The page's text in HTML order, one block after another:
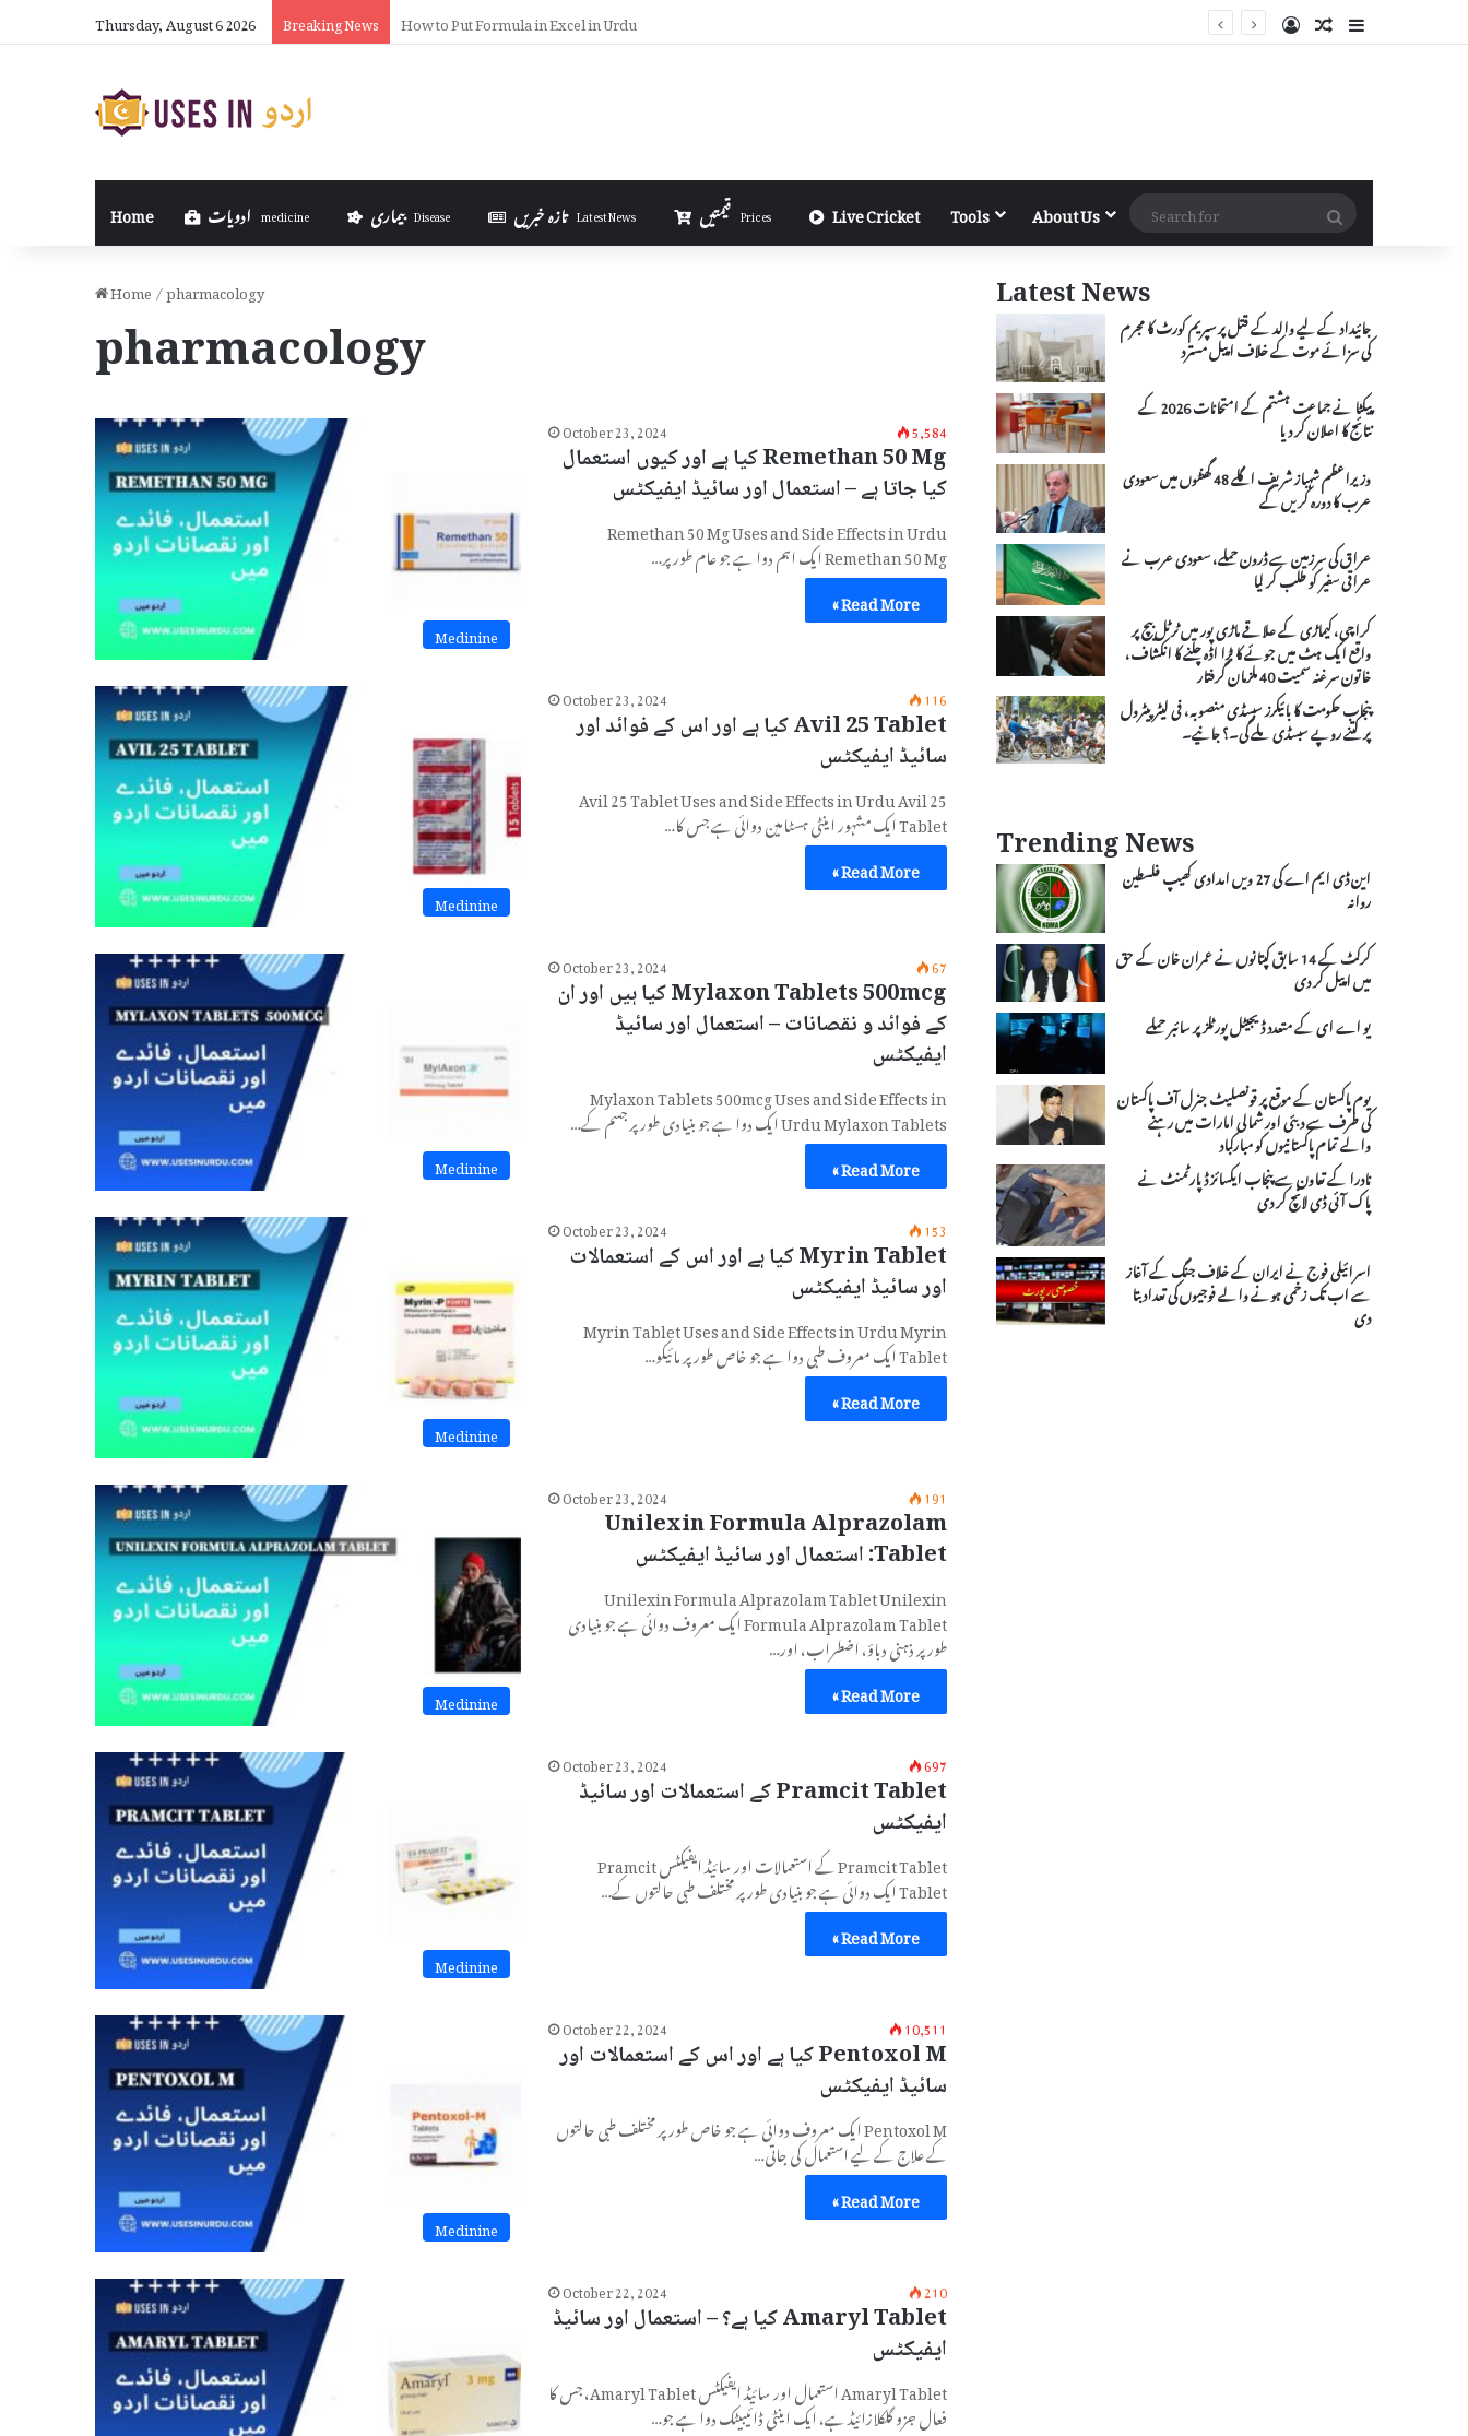
Thursday, August 6 2026 Breaking News How to Activate iPhone Using 3uTools in Urdu Log InRandom Article
Sidebar
Home medicine بیماری Disease تازہ خبریں Latest News Prices Live Cricket Tools About Us
Search
for
Home/pharmacology
pharmacology
Medinine
October 23, 2024 5,584
Remethan 50 Mg کیا ہے اور کیوں استعمال
کیا جاتا ہے – استعمال اور سائیڈ ایفیکٹس
Remethan 50 Mg Uses and Side Effects in Urdu
Remethan 50 Mg ایک اہم دوا ہے جو عام طور پر…
Read More »
Medinine
October 23, 2024 116
Avil 25 Tablet کیا ہے اور اس کے فوائد اور
سائیڈ ایفیکٹس
Avil 25 Tablet Uses and Side Effects in Urdu Avil 25
Tablet ایک مشہور اینٹی ہسٹامین دوائی ہے جس کا…
Read More »
Medinine
October 23, 2024 67
Mylaxon Tablets 500mcg کیا ہیں اور ان
کے فوائد و نقصانات – استعمال اور سائیڈ
ایفیکٹس
Mylaxon Tablets 500mcg Uses and Side Effects in
Urdu Mylaxon Tablets ایک دوا ہے جو بنیادی طور پر جسم کے…
Read More »
Medinine
October 23, 2024 153
Myrin Tablet کیا ہے اور اس کے استعمالات
اور سائیڈ ایفیکٹس
Myrin Tablet Uses and Side Effects in Urdu Myrin
Tablet ایک معروف طبی دوا ہے جو خاص طور پر مائیکو…
Read More »
Medinine
October 23, 2024 191
Unilexin Formula Alprazolam
Tablet: استعمال اور سائیڈ ایفیکٹس
Unilexin Formula Alprazolam Tablet Unilexin
Formula Alprazolam Tablet ایک معروف دوائی ہے جو بنیادی
طور پر ذہنی دباؤ، اضطراب، اور…
Read More »
Medinine
October 23, 2024 697
Pramcit Tablet کے استعمالات اور سائیڈ
ایفیکٹس
Pramcit Tablet کے استعمالات اور سائیڈ ایفیکٹس Pramcit
Tablet ایک دوائی ہے جو بنیادی طور پر مختلف طبی حالتوں کے…
Read More »
Medinine
October 22, 2024 10,511
Pentoxol M کیا ہے اور اس کے استعمالات اور
سائیڈ ایفیکٹس
Pentoxol M ایک معروف دوائی ہے جو خاص طور پر مختلف طبی حالتوں
کے علاج کے لیے استعمال کی جاتی…
Read More »
October 22, 2024 210
Amaryl Tablet کیا ہے؟ – استعمال اور سائیڈ
ایفیکٹس
Amaryl Tablet استعمال اور سائیڈ ایفیکٹس Amaryl Tablet، جس کا
فعال جزو گلکلازائیڈ ہے، ایک اینٹی ڈائیبیٹک دوا ہے جو…
Latest News
جائیداد کے لیے والد کے قتل پر سپریم کورٹ کا مجرم
کی سزائے موت کے خلاف اپیل مسترد
پیکٹا نے جماعت ہشتم کے امتحانات 2026 کے
نتائج کا اعلان کر دیا
وزیراعظم شہباز شریف اگلے 48 گھنٹوں میں سعودی
عرب کا دورہ کریں گے
عراق کی سرزمین سے ڈرون حملے، سعودی عرب نے
عراقی سفیر کو طلب کر لیا
کراچی، کیماڑی کے علاقے ماڑی پور میں ٹرٹل بیچ پر
واقع ایک ہٹ میں جوئے کا بڑا اڈہ چلنے کا انکشاف،
خاتون سرغنہ سمیت 40 ملزمان گرفتار
پنجاب حکومت کا بائیکرز سبسڈی منصوبہ، فی لیٹر پیٹرول
پر کتنے روپے سبسڈی ملے گی۔؟ جانیے۔
Trending News
این ڈی ایم اے کی 27 ویں امدادی کھیپ فلسطین
روانہ
کرکٹ کے 14 سابق کپتانوں نے عمران خان کے حق
میں اپیل کر دی
یو اے ای کے متعدد ڈیجیٹل پورٹلز پر سائبر حملے
یوم پاکستان کے موقع پر قونصلیٹ جنرل آف پاکستان
کی طرف سے دبئی اور شمالی امارات میں رہنے
والے تمام پاکستانیوں کو مبارکباد
نادرا کے تعاون سے پنجاب ایکسائز ڈپارٹمنٹ نے
پاک آئی ڈی لانچ کر دی
اسرائیلی فوج نے ایران کے خلاف جنگ کے آغاز
سے اب تک زخمی ہونے والے فوجیوں کی تعداد بتا
دی